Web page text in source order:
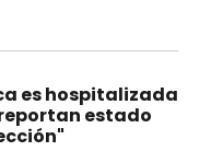
es hospitalizada
estado